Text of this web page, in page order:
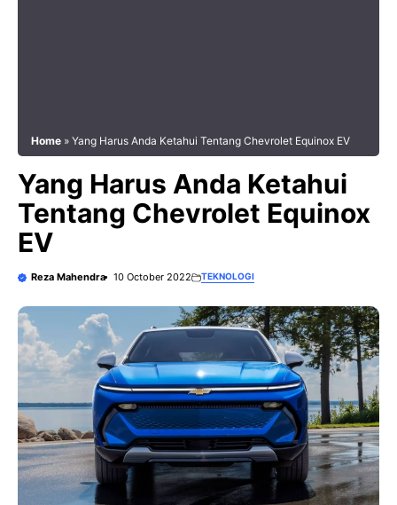
Home » Yang Harus Anda Ketahui Tentang Chevrolet Equinox EV
Yang Harus Anda Ketahui
Tentang Chevrolet Equinox
EV
Reza Mahendra 10 October 2022 TEKNOLOGI